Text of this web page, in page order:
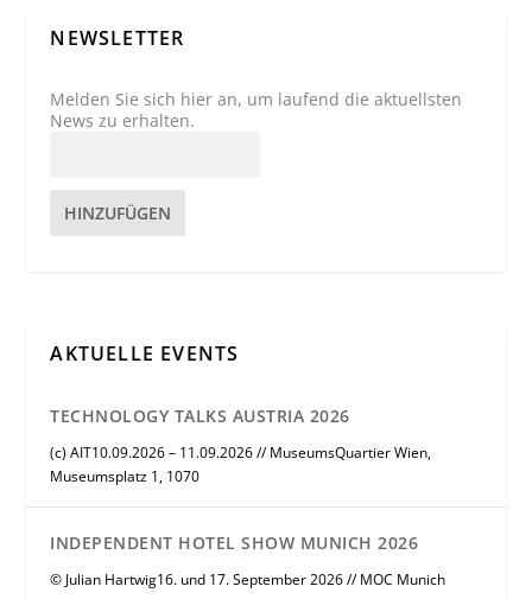
NEWSLETTER
Melden Sie sich hier an, um laufend die aktuellsten
News zu erhalten.
HINZUFÜGEN
AKTUELLE EVENTS
TECHNOLOGY TALKS AUSTRIA 2026
(c) AIT10.09.2026 – 11.09.2026 // MuseumsQuartier Wien,
Museumsplatz 1, 1070
INDEPENDENT HOTEL SHOW MUNICH 2026
© Julian Hartwig16. und 17. September 2026 // MOC Munich